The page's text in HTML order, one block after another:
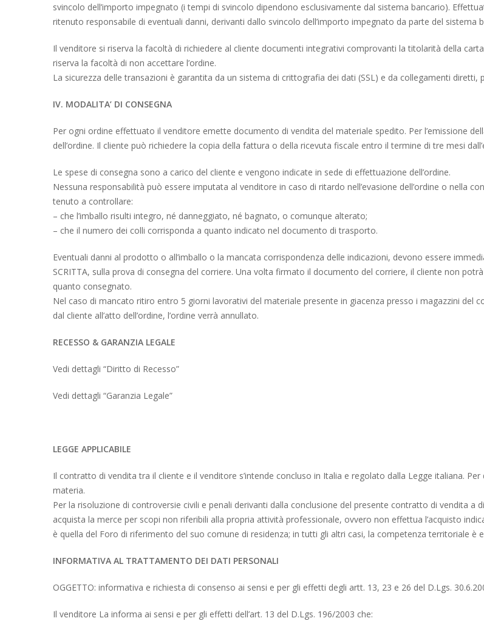
svincolo dell’importo impegnato (i tempi di svincolo dipendono esclusivamente dal sistema bancario).
ritenuto responsabile di eventuali danni, derivanti dallo svincolo dell’importo impegnato da parte del sistema
Il venditore si riserva la facoltà di richiedere al cliente documenti integrativi comprovanti la titolarità della
riserva la facoltà di non accettare l’ordine.
La sicurezza delle transazioni è garantita da un sistema di crittografia dei dati (SSL) e da collegamenti diretti,
IV. MODALITA’ DI CONSEGNA
Per ogni ordine effettuato il venditore emette documento di vendita del materiale spedito. Per l’emissione
dell’ordine. Il cliente può richiedere la copia della fattura o della ricevuta fiscale entro il termine di tre mesi
Le spese di consegna sono a carico del cliente e vengono indicate in sede di effettuazione dell’ordine.
Nessuna responsabilità può essere imputata al venditore in caso di ritardo nell’evasione dell’ordine o nella
tenuto a controllare:
– che l’imballo risulti integro, né danneggiato, né bagnato, o comunque alterato;
– che il numero dei colli corrisponda a quanto indicato nel documento di trasporto.
Eventuali danni al prodotto o all’imballo o la mancata corrispondenza delle indicazioni, devono essere
SCRITTA, sulla prova di consegna del corriere. Una volta firmato il documento del corriere, il cliente non
quanto consegnato.
Nel caso di mancato ritiro entro 5 giorni lavorativi del materiale presente in giacenza presso i magazzini del
dal cliente all’atto dell’ordine, l’ordine verrà annullato.
RECESSO & GARANZIA LEGALE
Vedi dettagli “Diritto di Recesso”
Vedi dettagli “Garanzia Legale”
LEGGE APPLICABILE
Il contratto di vendita tra il cliente e il venditore s’intende concluso in Italia e regolato dalla Legge italiana.
materia.
Per la risoluzione di controversie civili e penali derivanti dalla conclusione del presente contratto di vendita a
acquista la merce per scopi non riferibili alla propria attività professionale, ovvero non effettua l’acquisto
è quella del Foro di riferimento del suo comune di residenza; in tutti gli altri casi, la competenza territoriale è
INFORMATIVA AL TRATTAMENTO DEI DATI PERSONALI
OGGETTO: informativa e richiesta di consenso ai sensi e per gli effetti degli artt. 13, 23 e 26 del D.Lgs.
Il venditore La informa ai sensi e per gli effetti dell’art. 13 del D.Lgs. 196/2003 che: